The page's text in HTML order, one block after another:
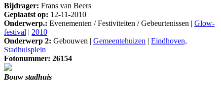
Bijdrager: Frans van Beers
Geplaatst op: 12-11-2010
Onderwerp.: Evenementen / Festiviteiten / Gebeurtenissen | Glow-
festival | 2010
Onderwerp 2: Gebouwen | Gemeentehuizen | Eindhoven,
Stadhuisplein
Fotonummer: 26154
Bouw stadhuis